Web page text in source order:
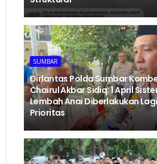
SUMBAR
Dirlantas Polda Sumbar
Chairul Akbar Sidiq: 1 April
Lembah Anai Diberlakukan
Prioritas